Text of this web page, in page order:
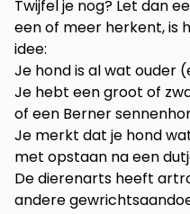
Twijfel je nog? Let dan
een of meer herkent, is
idee:
Je hond is al wat ouder
Je hebt een groot of
of een Berner
Je merkt dat je hond
met opstaan na een
De dierenarts heeft
andere